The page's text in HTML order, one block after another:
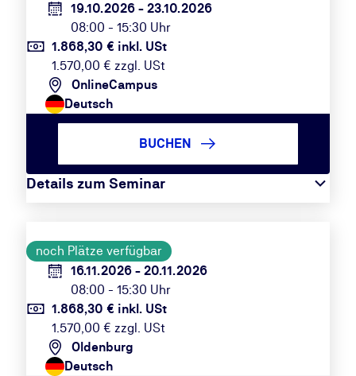
19.10.2026 - 23.10.2026
08:00 - 15:30 Uhr
1.868,30 € inkl. USt
1.570,00 € zzgl. USt
OnlineCampus
Deutsch
Details zum Seminar
BUCHEN
noch Plätze verfügbar
16.11.2026 - 20.11.2026
08:00 - 15:30 Uhr
1.868,30 € inkl. USt
1.570,00 € zzgl. USt
Oldenburg
Deutsch